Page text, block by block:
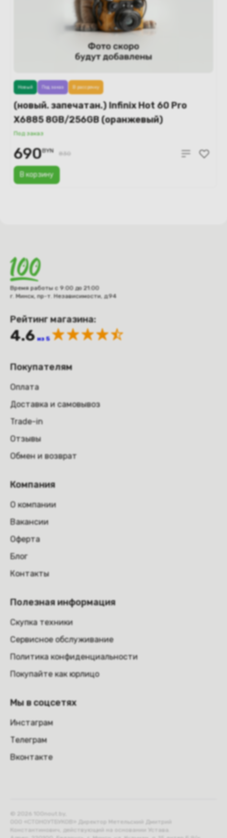
(новый. запечатан.) Infinix Hot 60 Pro
X6885 8GB/256GB (оранжевый)
Под заказ
В корзину
Новый Под заказ В рассрочку
690BYN 830
Время работы с 9:00 до 21:00
г. Минск, пр-т. Независимости, д.94
Рейтинг магазина:
4.6 из 5
Покупателям
Оплата
Доставка и самовывоз
Trade-in
Отзывы
Обмен и возврат
Компания
О компании
Вакансии
Оферта
Блог
Контакты
Полезная информация
Скупка техники
Сервисное обслуживание
Политика конфиденциальности
Покупайте как юрлицо
Мы в соцсетях
Инстаграм
Телеграм
Вконтакте
© 2026 100nout.by,
ООО «СТОНОУТБУКОВ» Директор Метельский Дмитрий
Константинович, действующий на основании Устава.